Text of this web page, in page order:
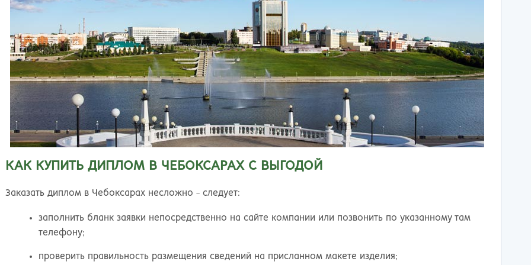
Иванна
буду жаловаться на обстоятельства,
Зато могу похвалиться, что
Документ выдержал проверку, а любовь
специальности и ее знание помогли подняться
карьерной лестнице. Спасибо вашим мастерам
КАК КУПИТЬ ДИПЛОМ В ЧЕБОКСАРАХ С ВЫГОДОЙ
Заказать диплом в Чебоксарах несложно - следует:
заполнить бланк заявки непосредственно на сайте компании или позвонить по указанному там
телефону;
проверить правильность размещения сведений на присланном макете изделия;